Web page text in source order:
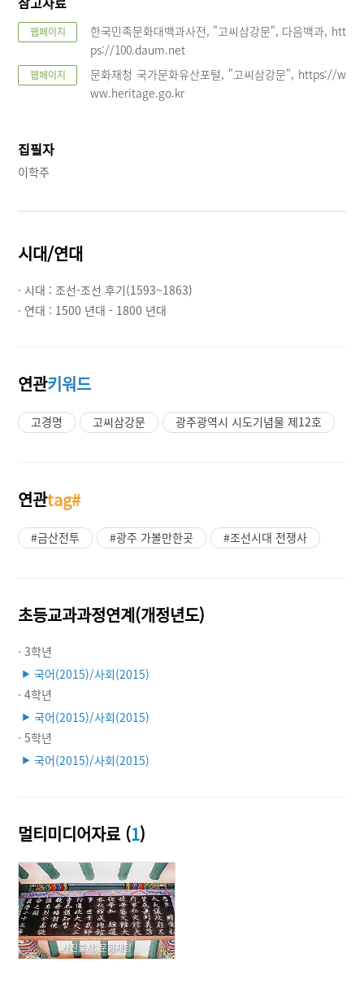
웹페이지
한국민족문화대백과사전, "고씨삼강문", 다음백과, htt
ps://100.daum.net
웹페이지
문화재청 국가문화유산포털, "고씨삼강문", https://w
ww.heritage.go.kr
집필자
이학주
시대/연대
· 시대 :조선-조선 후기(1593~1863)
· 연대 : 1500 년대 - 1800 년대
연관키워드
고경명 고씨삼강문 광주광역시 시도기념물 제12호
연관tag#
#금산전투 #광주 가볼만한곳 #조선시대 전쟁사
초등교과과정연계(개정년도)
· 3학년
▶ 국어(2015)/사회(2015)
· 4학년
▶ 국어(2015)/사회(2015)
· 5학년
▶ 국어(2015)/사회(2015)
멀티미디어자료 (1)
사진출처: 문화재청